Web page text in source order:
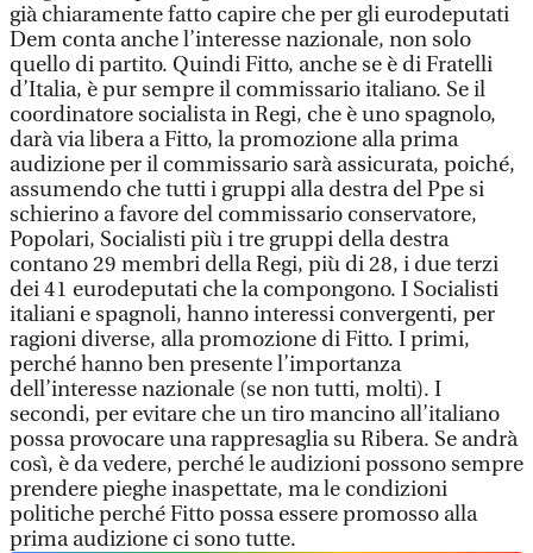
già chiaramente fatto capire che per gli eurodeputati
Dem conta anche l’interesse nazionale, non solo
quello di partito. Quindi Fitto, anche se è di Fratelli
d’Italia, è pur sempre il commissario italiano. Se il
coordinatore socialista in Regi, che è uno spagnolo,
darà via libera a Fitto, la promozione alla prima
audizione per il commissario sarà assicurata, poiché,
assumendo che tutti i gruppi alla destra del Ppe si
schierino a favore del commissario conservatore,
Popolari, Socialisti più i tre gruppi della destra
contano 29 membri della Regi, più di 28, i due terzi
dei 41 eurodeputati che la compongono. I Socialisti
italiani e spagnoli, hanno interessi convergenti, per
ragioni diverse, alla promozione di Fitto. I primi,
perché hanno ben presente l’importanza
dell’interesse nazionale (se non tutti, molti). I
secondi, per evitare che un tiro mancino all’italiano
possa provocare una rappresaglia su Ribera. Se andrà
così, è da vedere, perché le audizioni possono sempre
prendere pieghe inaspettate, ma le condizioni
politiche perché Fitto possa essere promosso alla
prima audizione ci sono tutte.